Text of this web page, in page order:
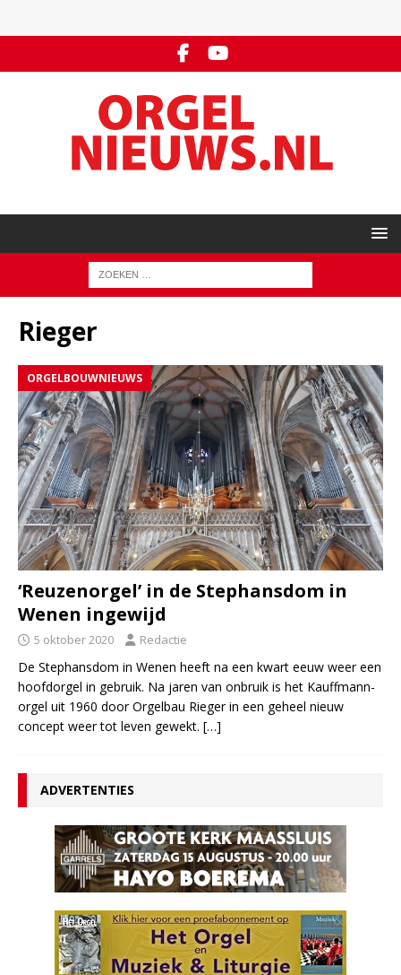
Rieger
ORGELBOUWNIEUWS
‘Reuzenorgel’ in de Stephansdom in
Wenen ingewijd
5 oktober 2020 Redactie
De Stephansdom in Wenen heeft na een kwart eeuw weer een
hoofdorgel in gebruik. Na jaren van onbruik is het Kauffmann-
orgel uit 1960 door Orgelbau Rieger in een geheel nieuw
concept weer tot leven gewekt. […]
ADVERTENTIES